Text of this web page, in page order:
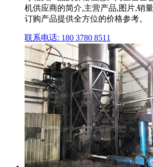
机供应商的简介,主营产品,图片,销
订购产品提供全方位的价格参考。
联系电话: 180 3780 8511